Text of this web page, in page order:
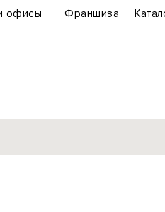
офисы Франшиза